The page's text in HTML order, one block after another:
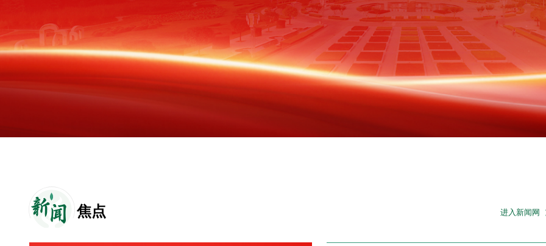
新闻 焦点 进入新闻网